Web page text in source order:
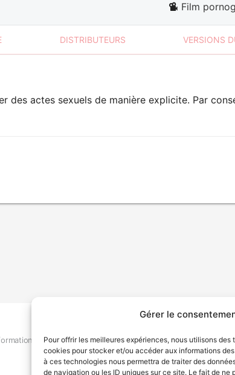
Gérer le
Pour offrir les meilleures expériences, nous utilisons
cookies pour stocker et/ou accéder aux informations
à ces technologies nous permettra de traiter des
de navigation ou les ID uniques sur ce site. Le fait de ne
Film
DISTRIBUTEURS VERSIONS
des actes sexuels de manière explicite. Par
Déclaration de services Politique de